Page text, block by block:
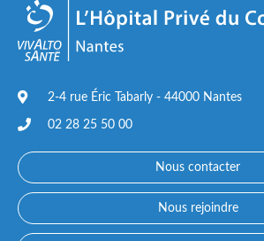
2-4 rue Éric Tabarly - 44000 Nantes
02 28 25 50 00
Nous contacter
Nous rejoindre